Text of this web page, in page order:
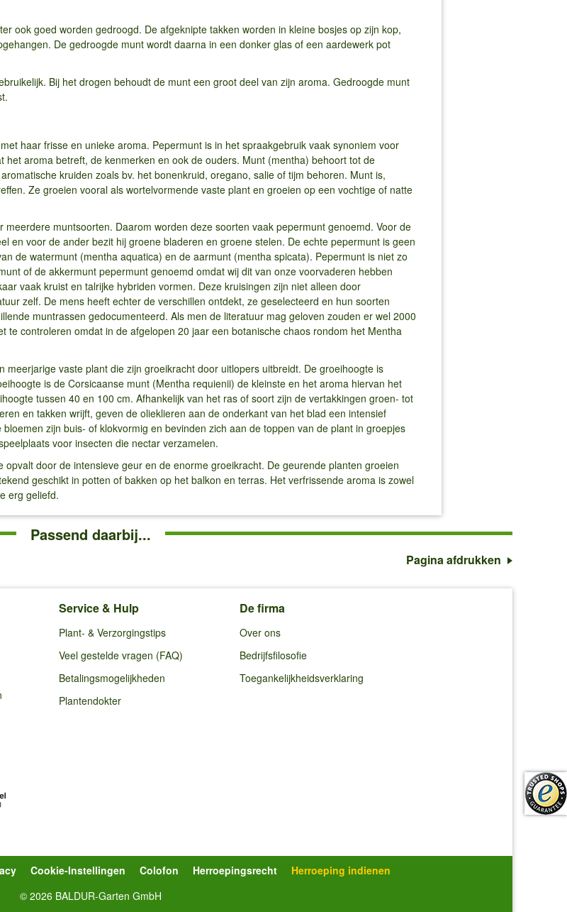
ook goed worden gedroogd. De afgeknipte takken worden in kleine bosjes op zijn kop,
De gedroogde munt wordt daarna in een donker glas of een aardewerk pot
Bij het drogen behoudt de munt een groot deel van zijn aroma. Gedroogde munt
haar frisse en unieke aroma. Pepermunt is in het spraakgebruik vaak synoniem voor
het aroma betreft, de kenmerken en ook de ouders. Munt (mentha) behoort tot de
kruiden zoals bv. het bonenkruid, oregano, salie of tijm behoren. Munt is,
Ze groeien vooral als wortelvormende vaste plant en groeien op een vochtige of natte
muntsoorten. Daarom worden deze soorten vaak pepermunt genoemd. Voor de
en voor de ander bezit hij groene bladeren en groene stelen. De echte pepermunt is geen
de watermunt (mentha aquatica) en de aarmunt (mentha spicata). Pepermunt is niet zo
of de akkermunt pepermunt genoemd omdat wij dit van onze voorvaderen hebben
vaak kruist en talrijke hybriden vormen. Deze kruisingen zijn niet alleen door
zelf. De mens heeft echter de verschillen ontdekt, ze geselecteerd en hun soorten
muntrassen gedocumenteerd. Als men de literatuur mag geloven zouden er wel 2000
te controleren omdat in de afgelopen 20 jaar een botanische chaos rondom het Mentha
vaste plant die zijn groeikracht door uitlopers uitbreidt. De groeihoogte is
is de Corsicaanse munt (Mentha requienii) de kleinste en het aroma hiervan het
tussen 40 en 100 cm. Afhankelijk van het ras of soort zijn de vertakkingen groen- tot
en takken wrijft, geven de olieklieren aan de onderkant van het blad een intensief
zijn buis- of klokvormig en bevinden zich aan de toppen van de plant in groepjes
voor insecten die nectar verzamelen.
door de intensieve geur en de enorme groeikracht. De geurende planten groeien
geschikt in potten of bakken op het balkon en terras. Het verfrissende aroma is zowel
erg geliefd.
Passend daarbij...
Pagina afdrukken
Service & Hulp
Plant- & Verzorgingstips
Veel gestelde vragen (FAQ)
Betalingsmogelijkheden
Plantendokter
De firma
Over ons
Bedrijfsfilosofie
Toegankelijkheidsverklaring
Cookie-Instellingen Colofon Herroepingsrecht
Herroeping indienen
© 2026 BALDUR-Garten GmbH